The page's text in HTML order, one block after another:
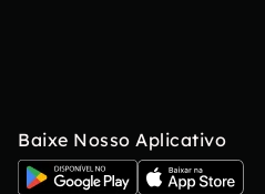
Baixe Nosso Aplicativo